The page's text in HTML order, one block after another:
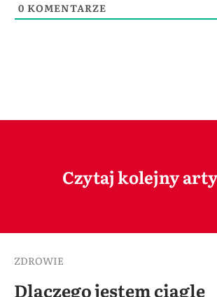
0 KOMENTARZE
Czytaj kolejny
ZDROWIE
Dlaczego jestem ciągle